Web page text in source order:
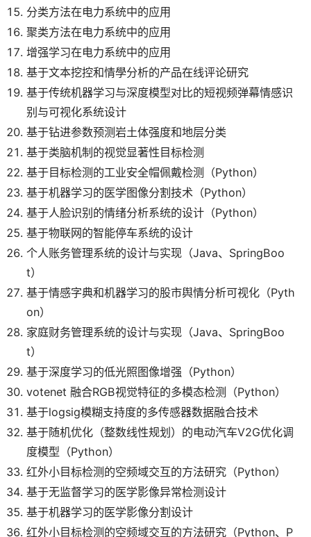
分类方法在电力系统中的应用
聚类方法在电力系统中的应用
增强学习在电力系统中的应用
基于文本挖控和情學分析的产品在线评论研究
基于传统机器学习与深度模型对比的短视频弹幕情感识
别与可视化系统设计
基于钻进参数预测岩土体强度和地层分类
基于类脑机制的视觉显著性目标检测
基于目标检测的工业安全帽佩戴检测（Python）
基于机器学习的医学图像分割技术（Python）
基于人脸识别的情绪分析系统的设计（Python）
基于物联网的智能停车系统的设计
个人账务管理系统的设计与实现（Java、SpringBoo
t）
基于情感字典和机器学习的股市舆情分析可视化（Pyth
on）
家庭财务管理系统的设计与实现（Java、SpringBoo
t）
基于深度学习的低光照图像增强（Python）
votenet 融合RGB视觉特征的多模态检测（Python）
基于logsig模糊支持度的多传感器数据融合技术
基于随机优化（整数线性规划）的电动汽车V2G优化调
度模型（Python）
红外小目标检测的空频域交互的方法研究（Python）
基于无监督学习的医学影像异常检测设计
基于机器学习的医学影像分割设计
红外小目标检测的空频域交互的方法研究（Python、P